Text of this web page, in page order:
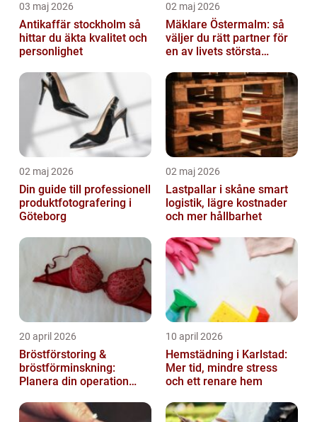
03 maj 2026
Antikaffär stockholm så
hittar du äkta kvalitet och
personlighet
02 maj 2026
Mäklare Östermalm: så
väljer du rätt partner för
en av livets största
02 maj 2026
Din guide till professionell
produktfotografering i
Göteborg
02 maj 2026
Lastpallar i skåne smart
logistik, lägre kostnader
och mer hållbarhet
20 april 2026
Bröstförstoring &
bröstförminskning:
Planera din operation
10 april 2026
Hemstädning i Karlstad:
Mer tid, mindre stress
och ett renare hem